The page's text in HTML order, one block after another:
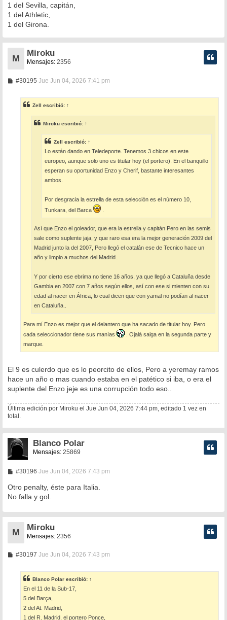
1 del Sevilla, capitán,
1 del Athletic,
1 del Girona.
M
Miroku
Mensajes: 2356
#30195M
a
j
e
Jue Jun 04, 2026 7:41 pm
Zell escribió: ↑
Miroku escribió: ↑
Zell escribió: ↑
Lo están dando en Teledeporte. Tenemos 3 chicos en este
europeo, aunque solo uno es titular hoy (el portero). En el banquillo
esperan su oportunidad Enzo y Cherif, bastante interesantes
ambos.
Por desgracia la estrella de esta selección es el número 10,
Tunkara, del Barca
Así que Enzo el goleador, que era la estrella y capitán Pero en las semis
sale como suplente jaja, y que raro esa era la mejor generación 2009 del
Madrid junto la del 2007, Pero llegó el catalán ese de Tecnico hace un
año y limpio a muchos del Madrid..
Y por cierto ese ebrima no tiene 16 años, ya que llegó a Cataluña desde
Gambia en 2007 con 7 años según ellos, así con ese si mienten con su
edad al nacer en África, lo cual dicen que con yamal no podían al nacer
en Cataluña..
Para mí Enzo es mejor que el delantero que ha sacado de titular hoy. Pero
cada seleccionador tiene sus manías
. Ojalá salga en la segunda parte y
marque.
El 9 es culerdo que es lo peorcito de ellos, Pero a yeremay ramos
hace un año o mas cuando estaba en el patético si iba, o era el
suplente del Enzo jeje es una corrupción todo eso..
Última edición por Miroku el Jue Jun 04, 2026 7:44 pm, editado 1 vez en
total.
Blanco Polar
Mensajes: 25869
#30196M
n
s
a
e
Jue Jun 04, 2026 7:43 pm
Otro penalty, éste para Italia.
No falla y gol.
M
Miroku
Mensajes: 2356
#30197M
a
j
e
Jue Jun 04, 2026 7:43 pm
Blanco Polar escribió: ↑
En el 11 de la Sub-17,
5 del Barça,
2 del At. Madrid,
1 del R. Madrid, el portero Ponce,